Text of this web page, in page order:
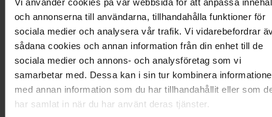
och annonserna till användarna, tillhandahålla funktioner för
sociala medier och analysera vår trafik. Vi vidarebefordrar
sådana cookies och annan information från din enhet till de
sociala medier och annons- och analysföretag som vi
samarbetar med. Dessa kan i sin tur kombinera
med annan information som du har tillhandahållit eller som
har samlat in när du har använt deras tjänster.
Avsluta abonnemang, avtal och
medlemskap
För att undvika onödiga avgifter är det bra att
avsluta abonnemang, prenumerationer, avtal och
medlemskap i olika föreningar. Ibland kan det
vara så att någon annan ska överta dessa och då